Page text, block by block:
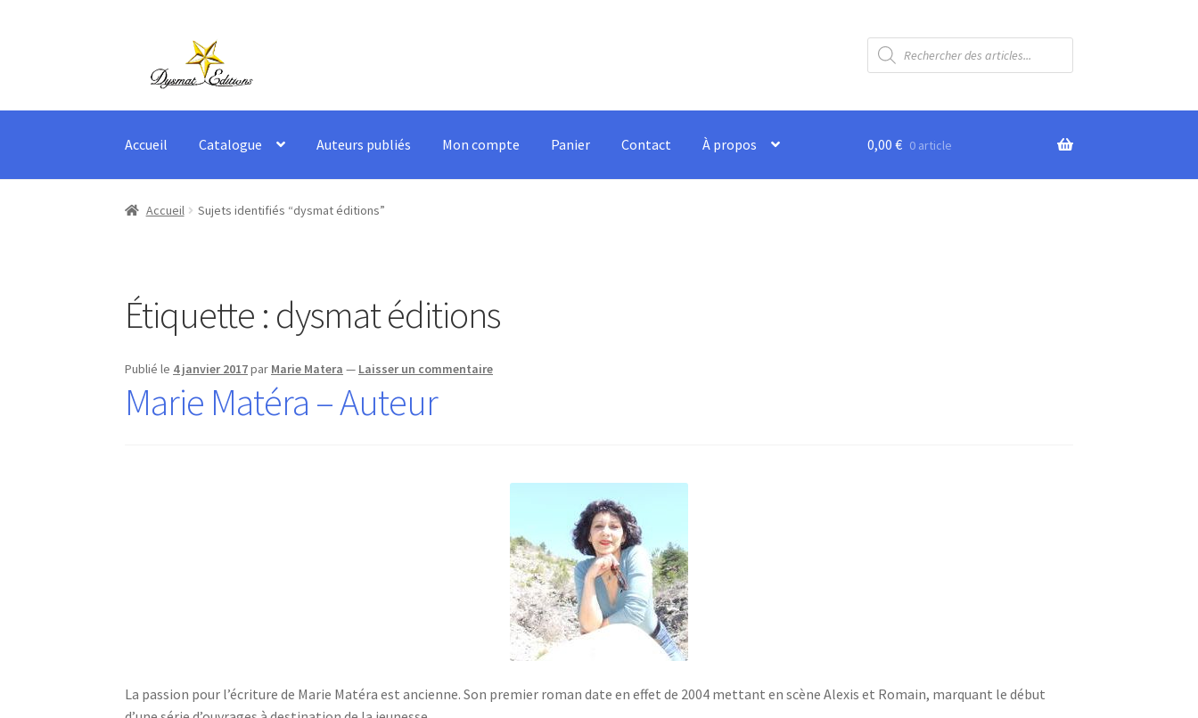
navigation
contenu
Recherche
de
produits
Accueil Catalogue Auteurs publiés Mon compte Panier Contact À propos 0,00 € 0 article
Accueil Sujets identifiés “dysmat éditions”
Étiquette : dysmat éditions
Publié le 4 janvier 2017par Marie Matera — Laisser un commentaire
Marie Matéra – Auteur
La passion pour l’écriture de Marie Matéra est ancienne. Son premier roman date en effet de 2004 mettant en scène Alexis et Romain, marquant le début